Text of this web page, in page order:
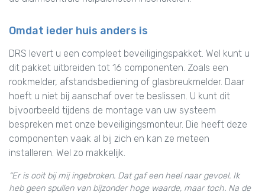
Omdat ieder huis anders is
DRS levert u een compleet beveiligingspakket. Wel kunt u
dit pakket uitbreiden tot 16 componenten. Zoals een
rookmelder, afstandsbediening of glasbreukmelder. Daar
hoeft u niet bij aanschaf over te beslissen. U kunt dit
bijvoorbeeld tijdens de montage van uw systeem
bespreken met onze beveiligingsmonteur. Die heeft deze
componenten vaak al bij zich en kan ze meteen
installeren. Wel zo makkelijk.
“Er is ooit bij mij ingebroken. Dat gaf een heel naar gevoel. Ik
heb geen spullen van bijzonder hoge waarde, maar toch. Na de